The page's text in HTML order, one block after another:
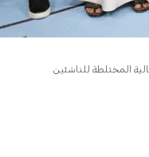
المختلطة للناشئين